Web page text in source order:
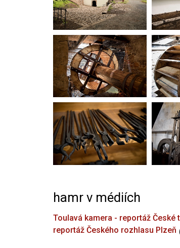
hamr v médiích
Toulavá kamera - reportáž České
reportáž Českého rozhlasu Plzeň